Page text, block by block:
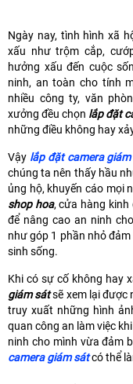
Ngày nay, tình hình xã
xấu như trộm cắp,
hưởng xấu đến cuộc
ninh, an toàn cho tính
nhiều công ty, văn
xưởng đều chọn lắp đặt
những điều không hay
Vậy lắp đặt camera
chúng ta nên thấy hầu
ủng hộ, khuyến cáo mọi
shop hoa, cửa hàng kinh
để nâng cao an ninh
như góp 1 phần nhỏ
sinh sống.
Khi có sự cố không hay
giám sátsẽ xem lại được
truy xuất những hình
quan công an làm việc
ninh cho mình vừa đảm
camera giám sátcó thể